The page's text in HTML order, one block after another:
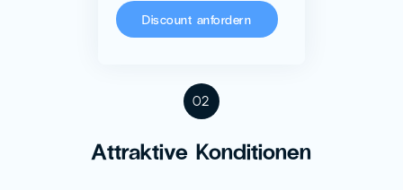
02
Attraktive Konditionen
Discount anfordern